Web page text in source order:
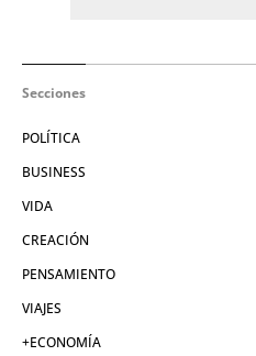
Secciones
POLÍTICA
BUSINESS
VIDA
CREACIÓN
PENSAMIENTO
VIAJES
+ECONOMÍA